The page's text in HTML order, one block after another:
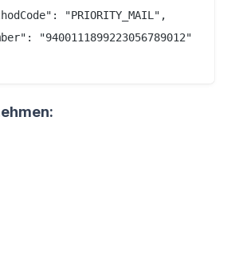
"PRIORITY_MAIL",
"9400111899223056789012"